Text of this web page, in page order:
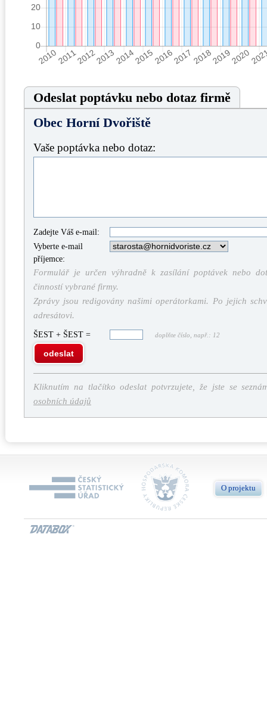
Odeslat poptávku nebo dotaz firmě
Obec Horní Dvořiště
Vaše poptávka nebo dotaz:
Zadejte Váš e-mail:
Vyberte e-mail
příjemce:
Formulář je určen výhradně k zasílání poptávek nebo
činností vybrané firmy.
Zprávy jsou redigovány našimi operátorkami. Po jejich
adresátovi.
ŠEST + ŠEST = doplňte číslo, např.: 12
odeslat
Kliknutím na tlačítko odeslat potvrzujete, že jste se
osobních údajů
O projektu